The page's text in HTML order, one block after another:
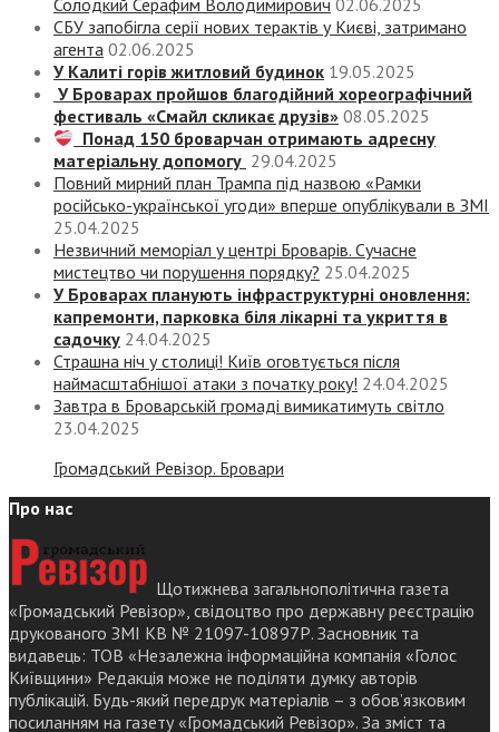
Солодкий Серафим Володимирович 02.06.2025
СБУ запобігла серії нових терактів у Києві, затримано
агента 02.06.2025
У Калиті горів житловий будинок 19.05.2025
У Броварах пройшов благодійний хореографічний
фестиваль «Смайл скликає друзів» 08.05.2025
Понад 150 броварчан отримають адресну
матеріальну допомогу 29.04.2025
Повний мирний план Трампа під назвою «‎Рамки
російсько-української угоди» вперше опублікували в ЗМІ
25.04.2025
Незвичний меморіал у центрі Броварів. Сучасне
мистецтво чи порушення порядку? 25.04.2025
У Броварах планують інфраструктурні оновлення:
капремонти, парковка біля лікарні та укриття в
садочку 24.04.2025
Страшна ніч у столиці! Київ оговтується після
наймасштабнішої атаки з початку року! 24.04.2025
Завтра в Броварській громаді вимикатимуть світло
23.04.2025
Громадський Ревізор. Бровари
Про нас
Щотижнева загальнополітична газета
«Громадський Ревізор», свідоцтво про державну реєстрацію
друкованого ЗМІ КВ № 21097-10897Р. Засновник та
видавець: ТОВ «Незалежна інформаційна компанія «Голос
Київщини» Редакція може не поділяти думку авторів
публікацій. Будь-який передрук матеріалів – з обов’язковим
посиланням на газету «Громадський Ревізор». За зміст та